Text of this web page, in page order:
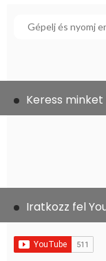
Keress
Iratkozz fel